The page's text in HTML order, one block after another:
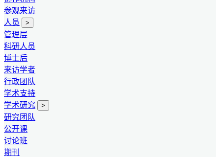
参观来访
人员
>
管理层
科研人员
博士后
来访学者
行政团队
学术支持
学术研究
>
研究团队
公开课
讨论班
期刊